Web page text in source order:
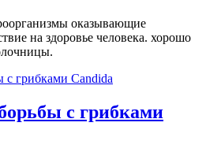
оказывающие
на здоровье человека. хорошо
с грибками